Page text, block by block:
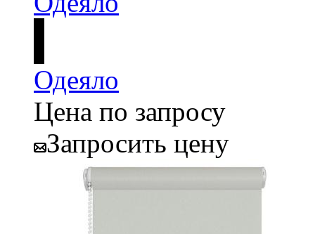
Одеяло
Цена по запросу
Запросить цену